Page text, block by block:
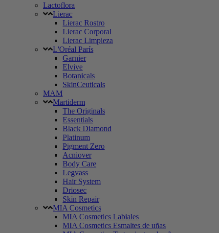
Lactoflora
Lierac
Lierac Rostro
Lierac Corporal
Lierac Limpieza
L'Oréal París
Garnier
Elvive
Botanicals
SkinCeuticals
MAM
Martiderm
The Originals
Essentials
Black Diamond
Platinum
Pigment Zero
Acniover
Body Care
Legvass
Hair System
Driosec
Skin Repair
MIA Cosmetics
MIA Cosmetics Labiales
MIA Cosmetics Esmaltes de uñas